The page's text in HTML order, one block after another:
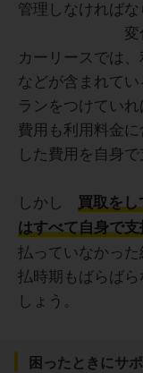
カーリースでは
などが含まれて
ランをつけてい
費用も利用料金
した費用を自身
しかし
買取を
はすべて自身で
払っていなかっ
払時期もばらば
しょう。
困ったときにサ